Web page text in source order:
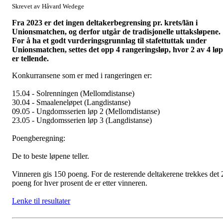
Skrevet av Håvard Wedege
Fra 2023 er det ingen deltakerbegrensing pr. krets/län i
Unionsmatchen, og derfor utgår de tradisjonelle uttaksløpene.
For å ha et godt vurderingsgrunnlag til stafettuttak under
Unionsmatchen, settes det opp 4 rangeringsløp, hvor 2 av 4 løp
er tellende.
Konkurransene som er med i rangeringen er:
15.04 - Solrenningen (Mellomdistanse)
30.04 - Smaaleneløpet (Langdistanse)
09.05 - Ungdomsserien løp 2 (Mellomdistanse)
23.05 - Ungdomsserien løp 3 (Langdistanse)
Poengberegning:
De to beste løpene teller.
Vinneren gis 150 poeng. For de resterende deltakerene trekkes det
poeng for hver prosent de er etter vinneren.
Lenke til resultater